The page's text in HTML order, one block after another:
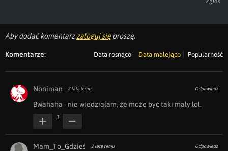
Aby dodać komentarzzaloguj się proszę.
Komentarze: Data rosnąco Data malejąco Popularność
Noniman 2 lata temu Odpowiedz
Bwahaha - nie wiedziałam, że może być taki mały lol.
1
Mam_To_Gdzieś 2 lata temu Odpowiedz